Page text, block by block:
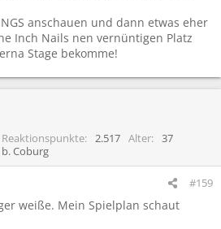
anschauen und dann etwas eher
Inch Nails nen vernüntigen Platz
Stage bekomme!
Reaktionspunkte 2.517 Alter
37
Coburg
#159
weiße. Mein Spielplan schaut